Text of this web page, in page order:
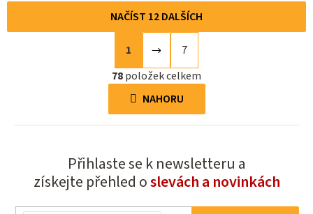
O
v
l
á
d
c
í
NAČÍST 12 DALŠÍCH
t
r
á
n
k
v
á
n
í
1
7
78položek celkem
NAHORU
Přihlaste se k newsletteru a
získejte přehled oslevách a novinkách